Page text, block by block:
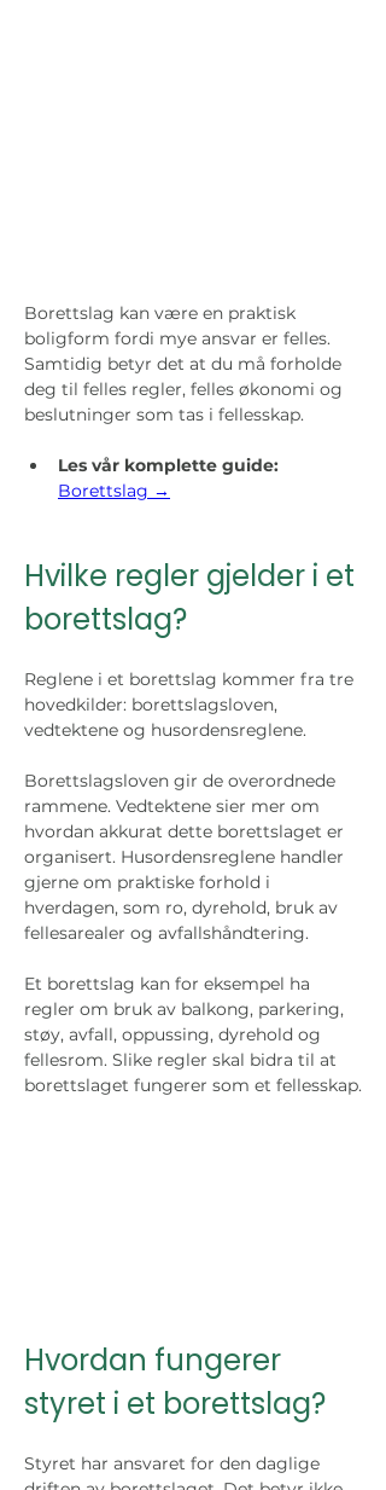
Borettslag kan være en praktisk
boligform fordi mye ansvar er felles.
Samtidig betyr det at du må forholde
deg til felles regler, felles økonomi og
beslutninger som tas i fellesskap.
Les vår komplette guide:
Borettslag →
Hvilke regler gjelder i et
borettslag?
Reglene i et borettslag kommer fra tre
hovedkilder: borettslagsloven,
vedtektene og husordensreglene.
Borettslagsloven gir de overordnede
rammene. Vedtektene sier mer om
hvordan akkurat dette borettslaget er
organisert. Husordensreglene handler
gjerne om praktiske forhold i
hverdagen, som ro, dyrehold, bruk av
fellesarealer og avfallshåndtering.
Et borettslag kan for eksempel ha
regler om bruk av balkong, parkering,
støy, avfall, oppussing, dyrehold og
fellesrom. Slike regler skal bidra til at
borettslaget fungerer som et fellesskap.
Hvordan fungerer
styret i et borettslag?
Styret har ansvaret for den daglige